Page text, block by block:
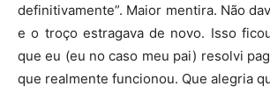
definitivamente”. Maior mentira. Não
e o troço estragava de novo. Isso
que eu (eu no caso meu pai) resolvi
que realmente funcionou. Que alegria